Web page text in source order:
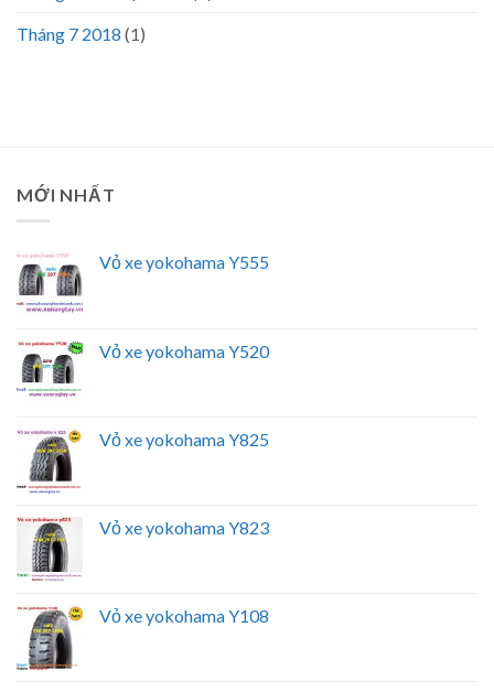
Tháng 7 2018 (1)
MỚI NHẤT
Vỏ xe yokohama Y555
Vỏ xe yokohama Y520
Vỏ xe yokohama Y825
Vỏ xe yokohama Y823
Vỏ xe yokohama Y108